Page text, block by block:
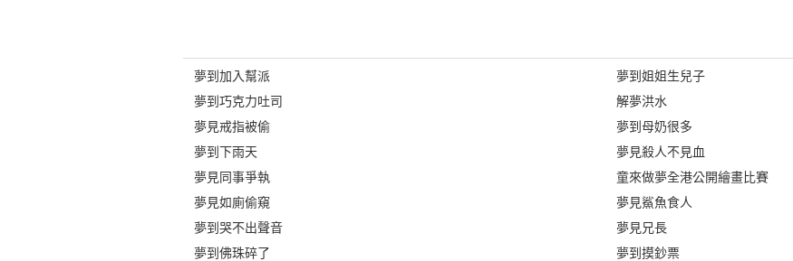
夢到加入幫派
夢到巧克力吐司
夢見戒指被偷
夢到下雨天
夢見同事爭執
夢見如廁偷窺
夢到哭不出聲音
夢到佛珠碎了
夢到姐姐生兒子
解夢洪水
夢到母奶很多
夢見殺人不見血
童來做夢全港公開繪畫比賽
夢見鯊魚食人
夢見兄長
夢到摸鈔票